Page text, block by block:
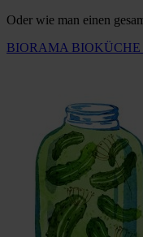
Oder wie man einen
BIORAMA BIOKÜCHE